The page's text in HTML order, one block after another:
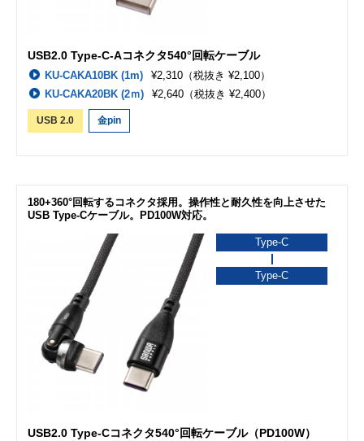
USB2.0 Type-C-Aコネクタ540°回転ケーブル
KU-CAKA10BK (1m) ¥2,310 （税抜き ¥2,100）
KU-CAKA20BK (2ｍ)
¥2,640 （税抜き ¥2,400）
USB 2.0 金pin
180+360°回転するコネクタ採用。操作性と耐久性を向上させた
USB Type-Cケーブル。PD100W対応。
Type-C
Type-C
USB2.0 Type-Cコネクタ540°回転ケーブル（PD100W）